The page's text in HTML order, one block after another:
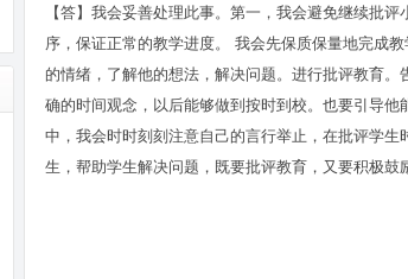
【答】我会妥善处理此事。第一，我会避免继续批
序，保证正常的教学进度。
我会先保质保量地完成
的情绪，了解他的想法，解决问题。进行批评教育
确的时间观念，以后能够做到按时到校。也要引导他
中，我会时时刻刻注意自己的言行举止，在批评学
生，帮助学生解决问题，既要批评教育，又要积极鼓